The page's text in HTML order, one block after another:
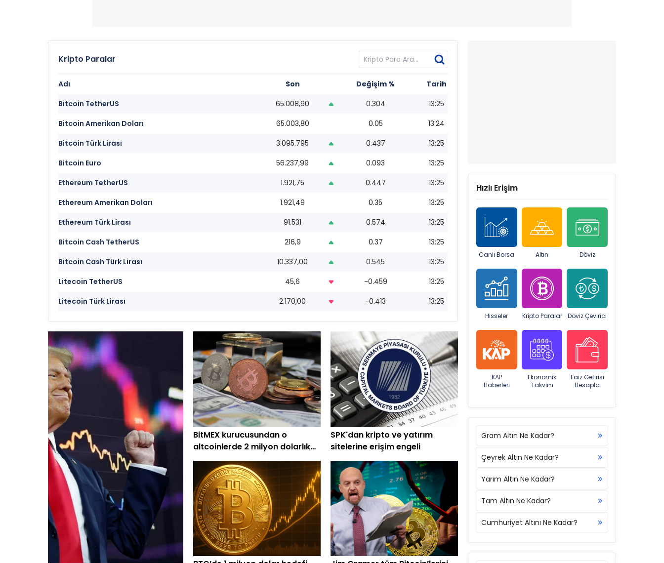
Kripto Paralar
Adı Son Değişim %
Tarih
Bitcoin TetherUS
65.008,90 0.304
13:25
Bitcoin Amerikan Doları
65.003,80 0.05
13:24
Bitcoin Türk Lirası
3.095.795 0.437
13:25
Bitcoin Euro
56.237,99 0.093
13:25
Ethereum TetherUS
1.921,75 0.447
13:25
Ethereum Amerikan Doları
1.921,49 0.35
13:25
Ethereum Türk Lirası
91.531 0.574
13:25
Bitcoin Cash TetherUS
216,9 0.37
13:25
Bitcoin Cash Türk Lirası
10.337,00 0.545
13:25
Litecoin TetherUS
45,6 -0.459
13:25
Litecoin Türk Lirası
2.170,00 -0.413 13:25
BitMEX kurucusundan o
altcoinlerde 2 milyon dolarlık
alım
SPK'dan kripto ve yatırım
sitelerine erişim engeli
Hızlı Erişim
Canlı Borsa Altın Döviz
Hisseler Kripto Paralar Döviz Çevirici
KAP
Haberleri
Ekonomik
Takvim
Faiz Getirisi
Hesapla
Gram Altın Ne Kadar?
Çeyrek Altın Ne Kadar?
Yarım Altın Ne Kadar?
Tam Altın Ne Kadar?
Cumhuriyet Altını Ne Kadar?